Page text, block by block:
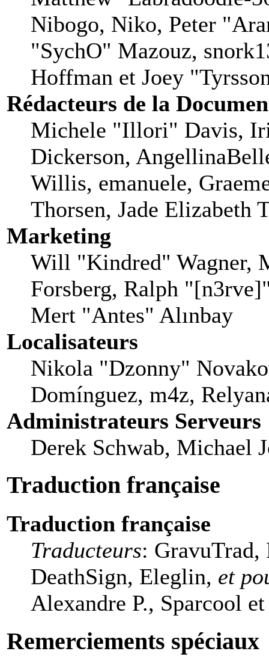
Nibogo, Niko, Peter
"SychO" Mazouz,
Hoffman et Joey
Rédacteurs de la
Michele "Illori" Davis,
Dickerson,
Willis, emanuele,
Thorsen, Jade Elizabeth
Marketing
Will "Kindred" Wagner,
Forsberg, Ralph
Mert "Antes" Alınbay
Localisateurs
Nikola "Dzonny"
Domínguez, m4z,
Administrateurs Serveurs
Derek Schwab, Michael
Traduction française
Traduction française
Traducteurs: GravuTrad,
DeathSign, Eleglin, et
Alexandre P., Sparcool
Remerciements spéciaux